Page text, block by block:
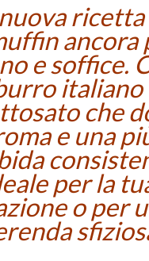
ancora
e soffice.
italiano
che
e una
per la
o per